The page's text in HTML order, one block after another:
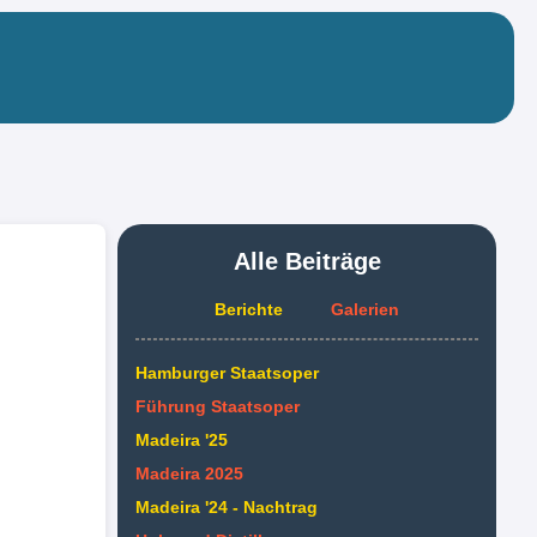
Alle Beiträge
Berichte Galerien
Hamburger Staatsoper
Führung Staatsoper
Madeira '25
Madeira 2025
Madeira '24 - Nachtrag